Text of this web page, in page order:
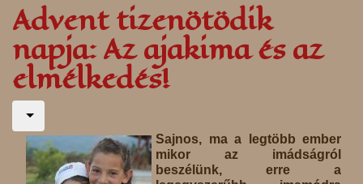
Advent tizenötödik
napja: Az ajakima és az
elmélkedés!
Sajnos, ma a legtöbb ember
mikor az imádságról
beszélünk, erre a